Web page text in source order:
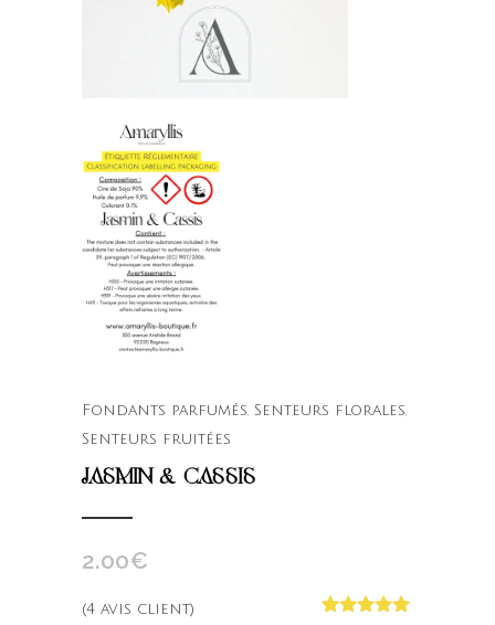
Fondants parfumés Senteurs florales
Senteurs fruitées
JASMIN & CASSIS
2.00€
(4 avis client)